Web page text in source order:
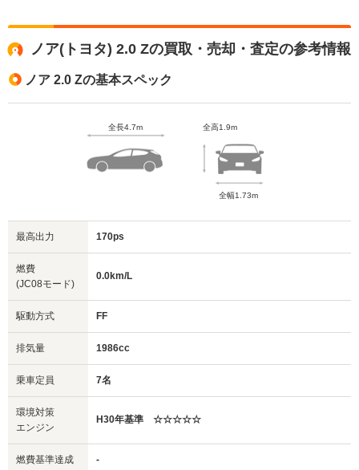
ノア(トヨタ) 2.0 Zの買取・売却・査定の参考情報
ノア 2.0 Zの基本スペック
全長4.7m 全高1.9m
全幅1.73m
最高出力 170ps
燃費
(JC08モード)
0.0km/L
駆動方式 FF
排気量 1986cc
乗車定員 7名
環境対策
エンジン
H30年基準 ☆☆☆☆☆
燃費基準達成 -